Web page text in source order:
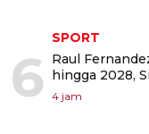
6
SPORT
Raul
hingga 2028,
4 jam